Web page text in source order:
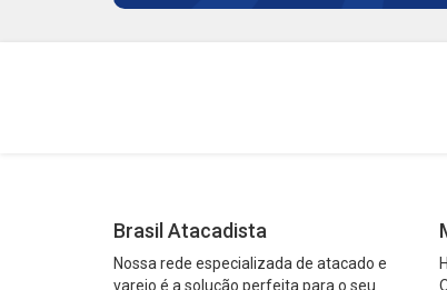
Brasil Atacadista
Nossa rede especializada de atacado e
varejo é a solução perfeita para o seu